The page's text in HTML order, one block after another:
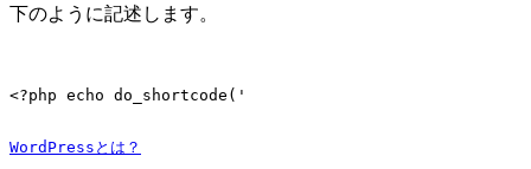
下のように記述します。
<?php echo do_shortcode('
WordPressとは？